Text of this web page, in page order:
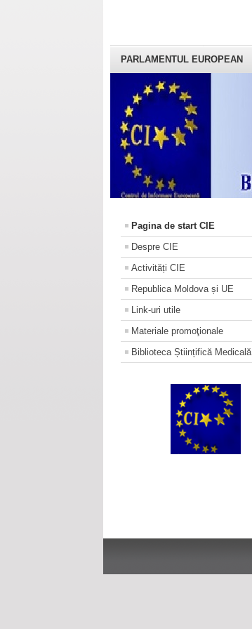
PARLAMENTUL EUROPEAN
Pagina de start CIE
Despre CIE
Activități CIE
Republica Moldova și UE
Link-uri utile
Materiale promoţionale
Biblioteca Științifică Medicală